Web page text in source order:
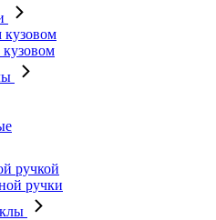
ручкой
ручки